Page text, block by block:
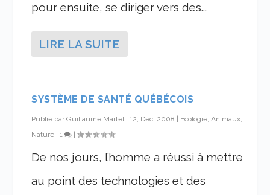
pour ensuite, se diriger vers des...
LIRE LA SUITE
SYSTÈME DE SANTÉ QUÉBÉCOIS
Publié parGuillaume Martel|12, Déc, 2008
Ecologie, Animaux,
Nature |1 |
De nos jours, l’homme a réussi à mettre
au point des technologies et des